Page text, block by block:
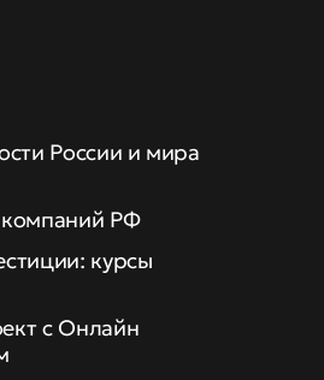
России и мира
РФ
курсы
с Онлайн